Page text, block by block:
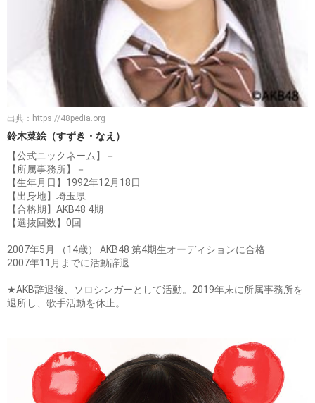
出典： https://48pedia.org
鈴木菜絵（すずき・なえ）
【公式ニックネーム】－
【所属事務所】－
【生年月日】1992年12月18日
【出身地】埼玉県
【合格期】AKB48 4期
【選抜回数】0回
2007年5月 （14歳） AKB48 第4期生オーディションに合格
2007年11月までに活動辞退
★AKB辞退後、ソロシンガーとして活動。2019年末に所属事務所を
退所し、歌手活動を休止。